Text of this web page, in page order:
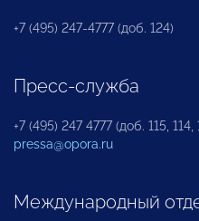
+7 (495) 247-4777 (доб. 124)
Пресс-служба
+7 (495) 247 4777 (доб. 115, 114,
pressa@opora.ru
Международный